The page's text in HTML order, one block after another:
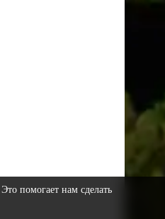
помогает нам сделать